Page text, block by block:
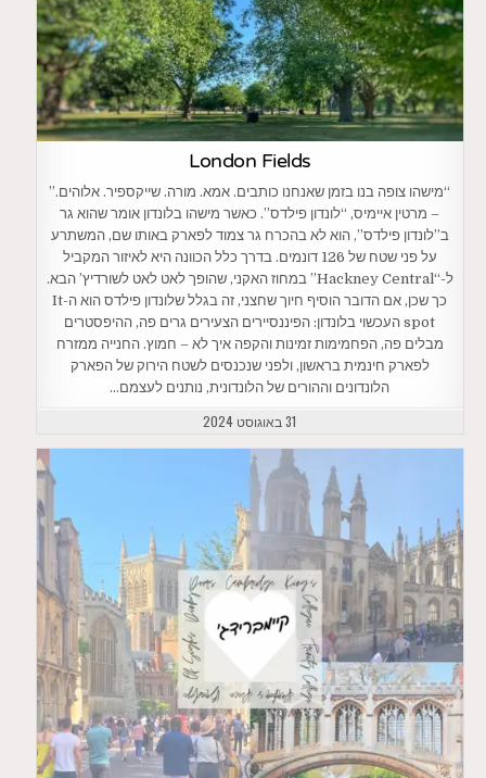
London Fields
“מישהו צופה בנו בזמן שאנחנו כותבים. אמא. מורה. שייקספיר. אלוהים.”
– מרטין איימיס, “לונדון פילדס”. כאשר מישהו בלונדון אומר שהוא גר
ב”לונדון פילדס”, הוא לא בהכרח גר צמוד לפארק באותו שם, המשתרע
על פני שטח של 126 דונמים. בדרך כלל הכוונה היא לאיזור המקביל
ל-“Hackney Central” במחוז האקני, שהופך לאט לאט לשורדיץ’ הבא.
כך שכן, אם הדובר הוסיף חיוך שחצני, זה בגלל שלונדון פילדס הוא ה-It
spot העכשוי בלונדון: הפיננסיירים הצעירים גרים פה, ההיפסטרים
מבלים פה, הפחמימות זמינות והקפה איך לא – חמוץ. החנייה ממזרח
לפארק חינמית בראשון, ולפני שנכנסים לשטח הירוק של הפארק
הלונדונים וההורים של הלונדונית, נותנים לעצמם…
31 באוגוסט 2024